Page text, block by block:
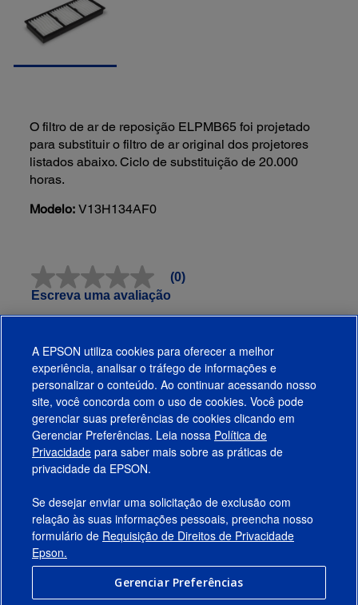
O filtro de ar de reposição ELPMB65 foi projetado
para substituir o filtro de ar original dos projetores
listados abaixo. Ciclo de substituição de 20.000
horas.
Modelo: V13H134AF0
Sem
valor
Link
na
mesma
página.
(0)
Escreva uma avaliação
Avaliações
Funciona Com
Produtos
Suporte
Links Sugeridos
Empresa
Conecte-se com a Epson
A EPSON utiliza cookies para oferecer a melhor
experiência, analisar o tráfego de informações e
personalizar o conteúdo. Ao continuar acessando nosso
site, você concorda com o uso de cookies. Você pode
gerenciar suas preferências de cookies clicando em
Gerenciar Preferências. Leia nossa Política de
Privacidade para saber mais sobre as práticas de
privacidade da EPSON.
Se desejar enviar uma solicitação de exclusão com
relação às suas informações pessoais, preencha nosso
formulário de Requisição de Direitos de Privacidade
Epson.
Gerenciar Preferências